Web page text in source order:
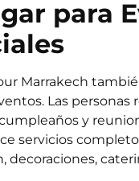
para
Marrakech
Las personas
y
servicios
decoraciones,